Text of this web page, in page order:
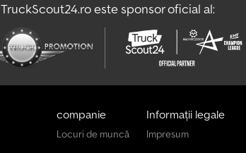
TruckScout24.ro este sponsor oficial al:
companie
Locuri de muncă
Informații legale
Impresum